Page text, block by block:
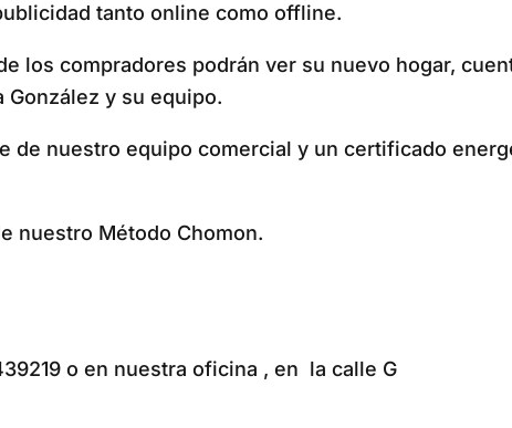
tanto online como offline.
los compradores podrán ver su nuevo hogar,
y su equipo.
de nuestro equipo comercial y un certificado
nuestro Método Chomon.
o en nuestra oficina , en la calle G